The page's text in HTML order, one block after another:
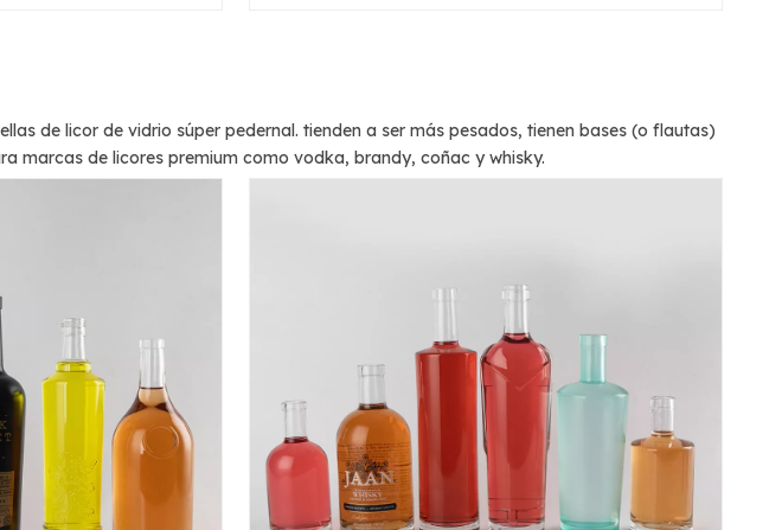
de licor de vidrio súper pedernal. tienden a ser más pesados, tienen bases (o flautas)
marcas de licores premium como vodka, brandy, coñac y whisky.